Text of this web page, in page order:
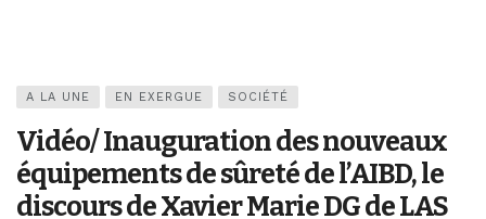
A LA UNE EN EXERGUE SOCIÉTÉ
Vidéo/ Inauguration des nouveaux
équipements de sûreté de l’AIBD, le
discours de Xavier Marie DG de LAS